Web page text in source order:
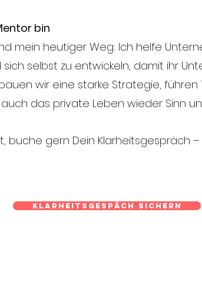
bin
mein heutiger Weg: Ich helfe
selbst zu entwickeln, damit ihr
wir eine starke Strategie,
das private Leben wieder Sinn
buche gern Dein Klarheitsgespräch
Klarheitsgespäch sichern